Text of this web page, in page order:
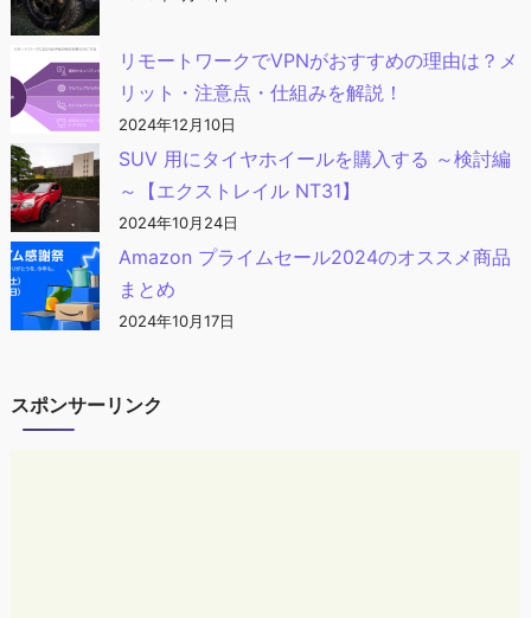
リモートワークでVPNがおすすめの理由は？メ
リット・注意点・仕組みを解説！
2024年12月10日
SUV 用にタイヤホイールを購入する ～検討編
～【エクストレイル NT31】
2024年10月24日
Amazon プライムセール2024のオススメ商品
まとめ
2024年10月17日
スポンサーリンク